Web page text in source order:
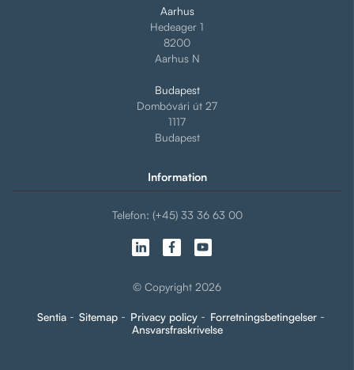
Aarhus
Hedeager 1
8200
Aarhus N
Budapest
Dombóvári út 27
1117
Budapest
Information
Telefon: (+45) 33 36 63 00
© Copyright 2026
Sentia Sitemap Privacy policy
Forretningsbetingelser
Ansvarsfraskrivelse